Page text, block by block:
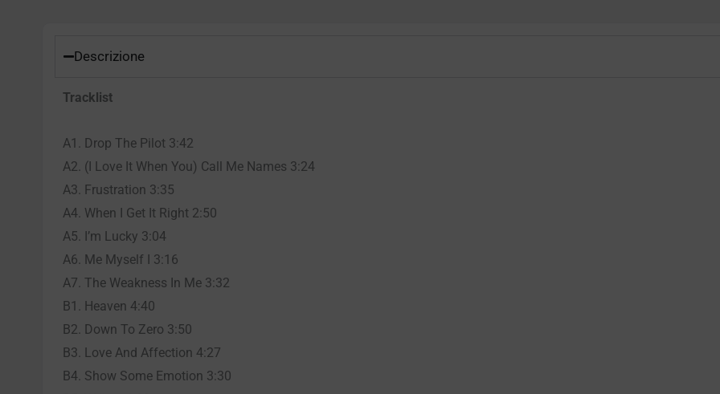
Descrizione
Tracklist
A1. Drop The Pilot 3:42
A2. (I Love It When You) Call Me Names 3:24
A3. Frustration 3:35
A4. When I Get It Right 2:50
A5. I’m Lucky 3:04
A6. Me Myself I 3:16
A7. The Weakness In Me 3:32
B1. Heaven 4:40
B2. Down To Zero 3:50
B3. Love And Affection 4:27
B4. Show Some Emotion 3:30